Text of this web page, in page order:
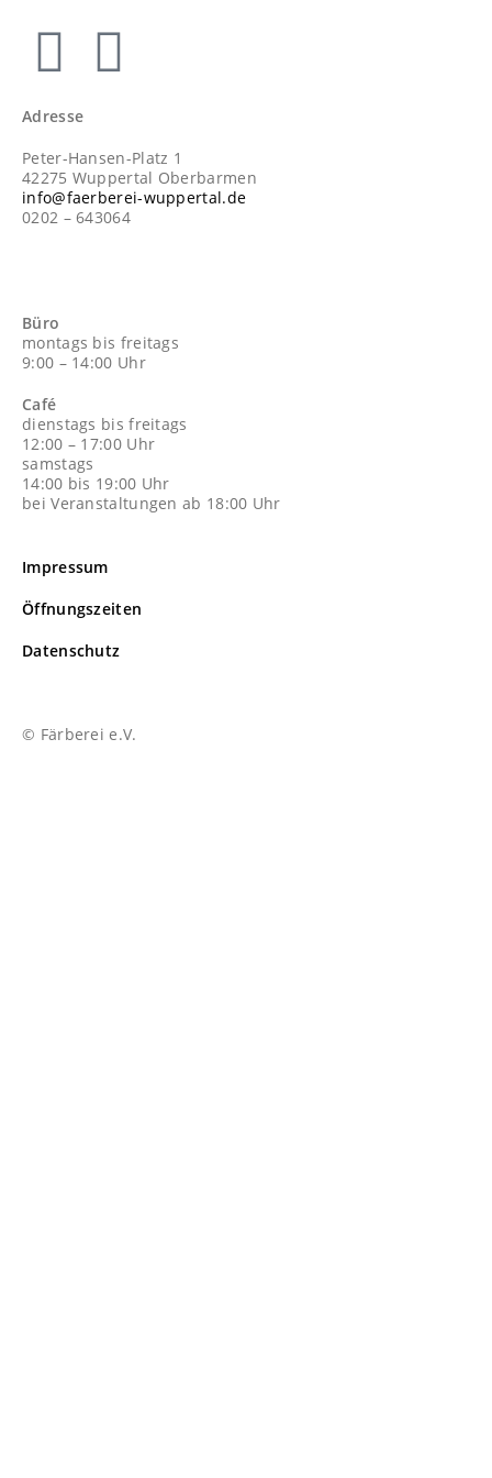
Adresse
Peter-Hansen-Platz 1
42275 Wuppertal Oberbarmen
info@faerberei-wuppertal.de
0202 – 643064
Büro
montags bis freitags
9:00 – 14:00 Uhr
Café
dienstags bis freitags
12:00 – 17:00 Uhr
samstags
14:00 bis 19:00 Uhr
bei Veranstaltungen ab 18:00 Uhr
Impressum
Öffnungszeiten
Datenschutz
© Färberei e.V.